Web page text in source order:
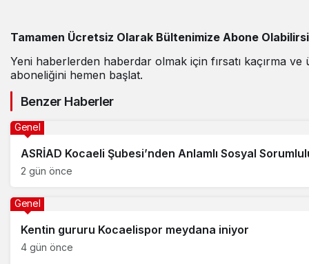
Tamamen Ücretsiz Olarak Bültenimize Abone
Yeni haberlerden haberdar olmak için fırsatı kaçırma
aboneliğini hemen başlat.
Benzer Haberler
ASRİAD Kocaeli Şubesi’nden Anlamlı Sosyal
Genel
2 gün önce
Kentin gururu Kocaelispor meydana iniyor
Genel
4 gün önce